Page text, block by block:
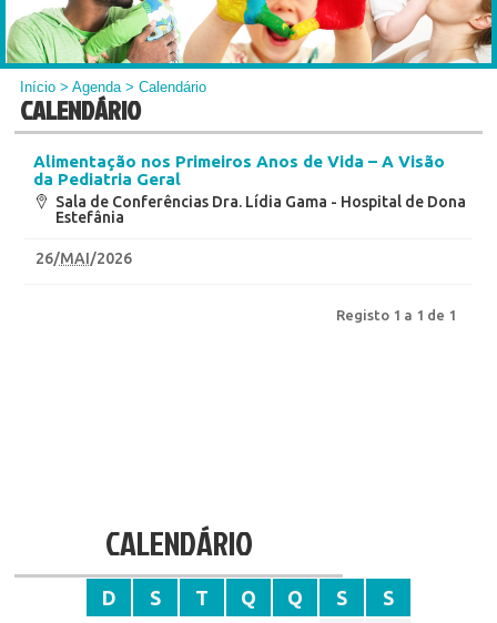
Início >Agenda> Calendário
CALENDÁRIO
Alimentação nos Primeiros Anos de Vida – A Visão
da Pediatria Geral
Sala de Conferências Dra. Lídia Gama - Hospital de Dona
Estefânia
26/MAI/2026
Registo 1 a 1 de 1
CALENDÁRIO
D S T Q Q S
S